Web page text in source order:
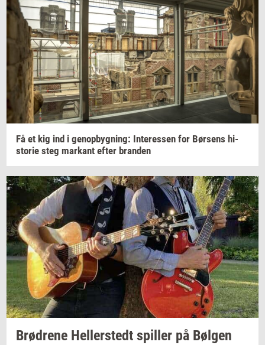
Få et kig ind i genop­byg­ning: In­ter­es­sen for Bør­sens hi­
sto­rie steg mar­kant efter bran­den
Brød­re­ne Hel­ler­stedt spil­ler på Bøl­gen